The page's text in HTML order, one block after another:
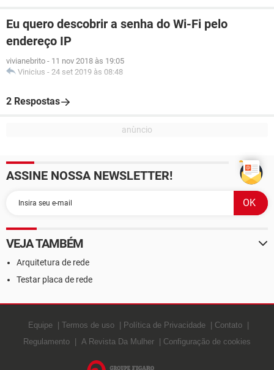
Eu quero descobrir a senha do Wi-Fi pelo
endereço IP
vivianebrito - 11 nov 2018 às 19:05
Vinicius - 24 set 2019 às 08:48
2 Respostas
ASSINE NOSSA NEWSLETTER!
VEJA TAMBÉM
Arquitetura de rede
Testar placa de rede
Equipe Termos de uso Política de Privacidade
Contato
Regulamento
A Revista Da Mulher Configuração de cookies